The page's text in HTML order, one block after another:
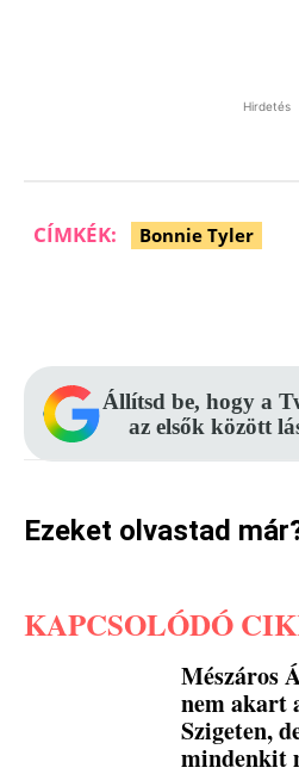
Hirdetés
CÍMKÉK: Bonnie Tyler
Állítsd be, hogy a
az elsők között
Ezeket olvastad
KAPCSOLÓDÓ
Mészáros
nem akart
Szigeten,
mindenkit